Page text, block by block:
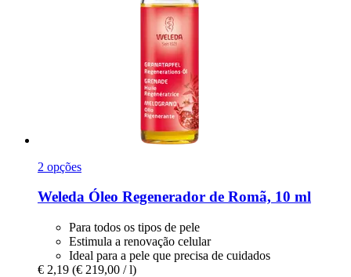
2 opções
Weleda Óleo Regenerador de Romã, 10 ml
Para todos os tipos de pele
Estimula a renovação celular
Ideal para a pele que precisa de cuidados
€ 2,19 (€ 219,00 / l)